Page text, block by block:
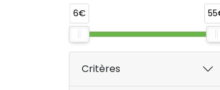
6€
Critères